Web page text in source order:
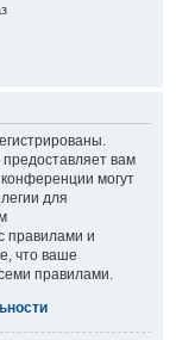
предоставляет вам
могут
для
правилами и
что ваше
правилами.